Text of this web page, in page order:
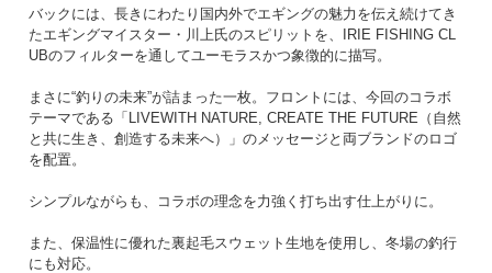
バックには、長きにわたり国内外でエギングの魅力を伝え続けてき
たエギングマイスター・川上氏のスピリットを、IRIE FISHING CL
UBのフィルターを通してユーモラスかつ象徴的に描写。
まさに“釣りの未来”が詰まった一枚。フロントには、今回のコラボ
テーマである「LIVEWITH NATURE, CREATE THE FUTURE（自然
と共に生き、創造する未来へ）」のメッセージと両ブランドのロゴ
を配置。
シンプルながらも、コラボの理念を力強く打ち出す仕上がりに。
また、保温性に優れた裏起毛スウェット生地を使用し、冬場の釣行
にも対応。